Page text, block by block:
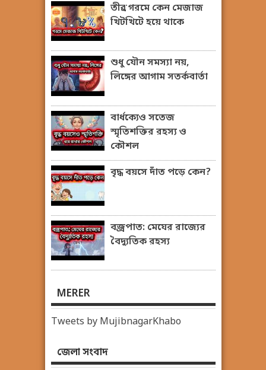
তীব্র গরমে কেন মেজাজ
খিটখিটে হয়ে থাকে
শুধু যৌন সমস্যা নয়,
লিঙ্গের আগাম সতর্কবার্তা
বার্ধক্যেও সতেজ
স্মৃতিশক্তির রহস্য ও
কৌশল
বৃদ্ধ বয়সে দাঁত পড়ে কেন?
বজ্রপাত: মেঘের রাজ্যের
বৈদ্যুতিক রহস্য
MERER
Tweets by MujibnagarKhabo
জেলা সংবাদ